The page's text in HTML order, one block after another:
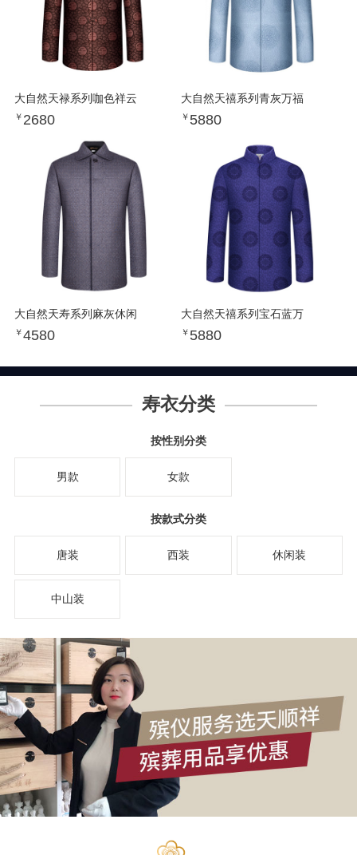
大自然天禄系列咖色祥云
￥ 2680
大自然天禧系列青灰万福
￥ 5880
大自然天寿系列麻灰休闲
￥4580
大自然天禧系列宝石蓝万
￥ 5880
寿衣分类
按性别分类
男款 女款
按款式分类
唐装 西装 休闲装
中山装